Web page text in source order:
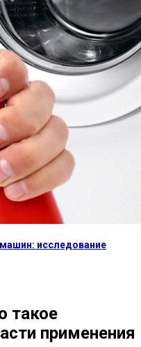
исследование
такое
применения